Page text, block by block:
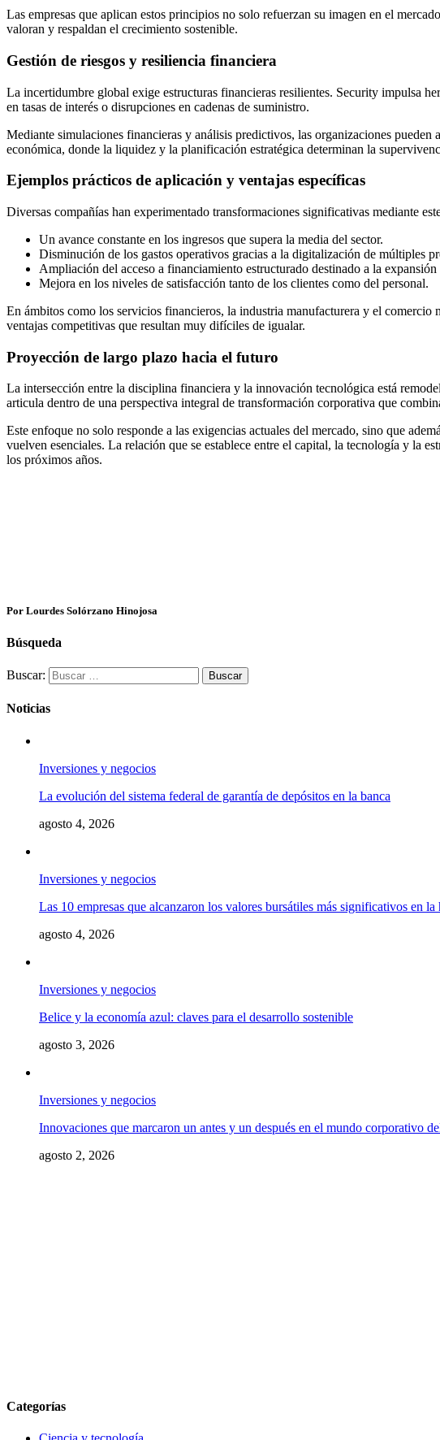
Las empresas que aplican estos principios no solo refuerzan su imagen en el
valoran y respaldan el crecimiento sostenible.
Gestión de riesgos y resiliencia financiera
La incertidumbre global exige estructuras financieras resilientes. Security impulsa
en tasas de interés o disrupciones en cadenas de suministro.
Mediante simulaciones financieras y análisis predictivos, las organizaciones pueden
económica, donde la liquidez y la planificación estratégica determinan la
Ejemplos prácticos de aplicación y ventajas específicas
Diversas compañías han experimentado transformaciones significativas mediante
Un avance constante en los ingresos que supera la media del sector.
Disminución de los gastos operativos gracias a la digitalización de múltiples
Ampliación del acceso a financiamiento estructurado destinado a la expansión
Mejora en los niveles de satisfacción tanto de los clientes como del personal.
En ámbitos como los servicios financieros, la industria manufacturera y el
ventajas competitivas que resultan muy difíciles de igualar.
Proyección de largo plazo hacia el futuro
La intersección entre la disciplina financiera y la innovación tecnológica está
articula dentro de una perspectiva integral de transformación corporativa que
Este enfoque no solo responde a las exigencias actuales del mercado, sino que
vuelven esenciales. La relación que se establece entre el capital, la tecnología y la
los próximos años.
Por Lourdes Solórzano Hinojosa
Búsqueda
Buscar:
Noticias
Inversiones y negocios
La evolución del sistema federal de garantía de depósitos en la banca
agosto 4, 2026
Inversiones y negocios
Las 10 empresas que alcanzaron los valores bursátiles más significativos en
agosto 4, 2026
Inversiones y negocios
Belice y la economía azul: claves para el desarrollo sostenible
agosto 3, 2026
Inversiones y negocios
Innovaciones que marcaron un antes y un después en el mundo corporativo
agosto 2, 2026
Categorías